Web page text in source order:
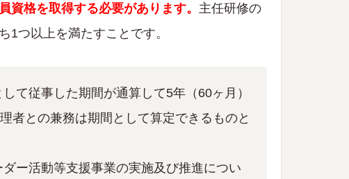
資格を取得する必要があります。 主任研修の
1つ以上を満たすことです。
て従事した期間が通算して5年（60ヶ月）
者との兼務は期間として算定できるものと
ー活動等支援事業の実施及び推進につい